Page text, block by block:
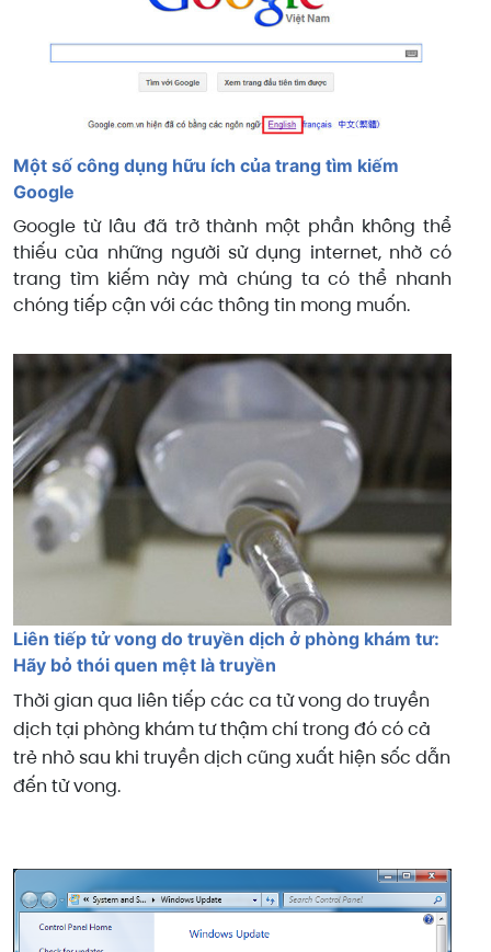
Một số công dụng hữu ích của trang tìm kiếm
Google
Google từ lâu đã trở thành một phần không thể
thiếu của những người sử dụng internet, nhờ có
trang tìm kiếm này mà chúng ta có thể nhanh
chóng tiếp cận với các thông tin mong muốn.
Liên tiếp tử vong do truyền dịch ở phòng khám tư:
Hãy bỏ thói quen mệt là truyền
Thời gian qua liên tiếp các ca tử vong do truyền
dịch tại phòng khám tư thậm chí trong đó có cả
trẻ nhỏ sau khi truyền dịch cũng xuất hiện sốc dẫn
đến tử vong.